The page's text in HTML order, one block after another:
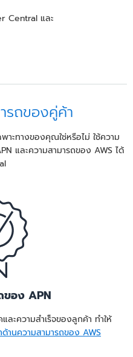
Central และ
รถของคู่ค้า
าะทางของคุณใช่หรือไม่ ใช้ความ
และความสามารถของ AWS ได้
ของ APN
ละความสำเร็จของลูกค้า ทำให้
านความสามารถของ AWS